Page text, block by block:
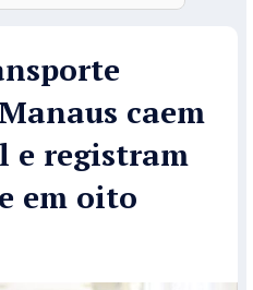
caem
e registram
em oito